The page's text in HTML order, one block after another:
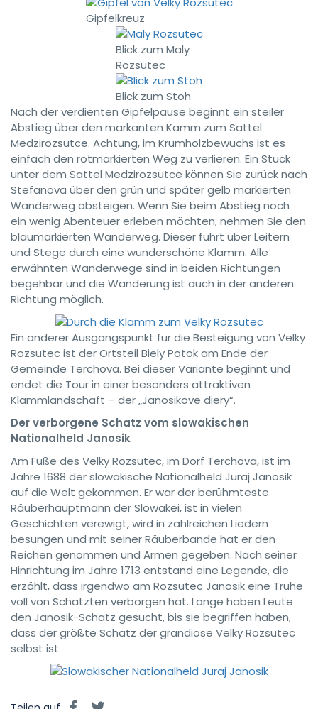
Gipfelkreuz
Blick zum Maly
Rozsutec
Blick zum Stoh
Nach der verdienten Gipfelpause beginnt ein steiler
Abstieg über den markanten Kamm zum Sattel
Medzirozsutce. Achtung, im Krumholzbewuchs ist es
einfach den rotmarkierten Weg zu verlieren. Ein Stück
unter dem Sattel Medzirozsutce können Sie zurück nach
Stefanova über den grün und später gelb markierten
Wanderweg absteigen. Wenn Sie beim Abstieg noch
ein wenig Abenteuer erleben möchten, nehmen Sie den
blaumarkierten Wanderweg. Dieser führt über Leitern
und Stege durch eine wunderschöne Klamm. Alle
erwähnten Wanderwege sind in beiden Richtungen
begehbar und die Wanderung ist auch in der anderen
Richtung möglich.
Ein anderer Ausgangspunkt für die Besteigung von Velky
Rozsutec ist der Ortsteil Biely Potok am Ende der
Gemeinde Terchova. Bei dieser Variante beginnt und
endet die Tour in einer besonders attraktiven
Klammlandschaft – der „Janosikove diery“.
Der verborgene Schatz vom slowakischen
Nationalheld Janosik
Am Fuße des Velky Rozsutec, im Dorf Terchova, ist im
Jahre 1688 der slowakische Nationalheld Juraj Janosik
auf die Welt gekommen. Er war der berühmteste
Räuberhauptmann der Slowakei, ist in vielen
Geschichten verewigt, wird in zahlreichen Liedern
besungen und mit seiner Räuberbande hat er den
Reichen genommen und Armen gegeben. Nach seiner
Hinrichtung im Jahre 1713 entstand eine Legende, die
erzählt, dass irgendwo am Rozsutec Janosik eine Truhe
voll von Schätzten verborgen hat. Lange haben Leute
den Janosik-Schatz gesucht, bis sie begriffen haben,
dass der größte Schatz der grandiose Velky Rozsutec
selbst ist.